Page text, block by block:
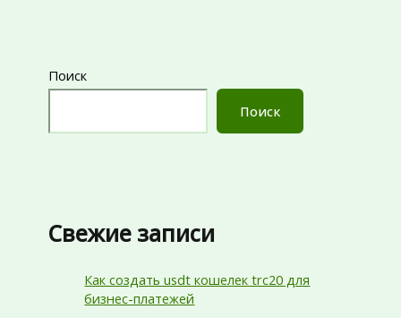
Поиск
Поиск
Свежие записи
Как создать usdt кошелек trc20 для
бизнес-платежей